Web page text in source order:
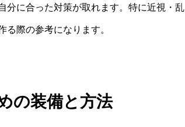
分に合った対策が取れます。特に近視・乱
際の参考になります。
の装備と方法